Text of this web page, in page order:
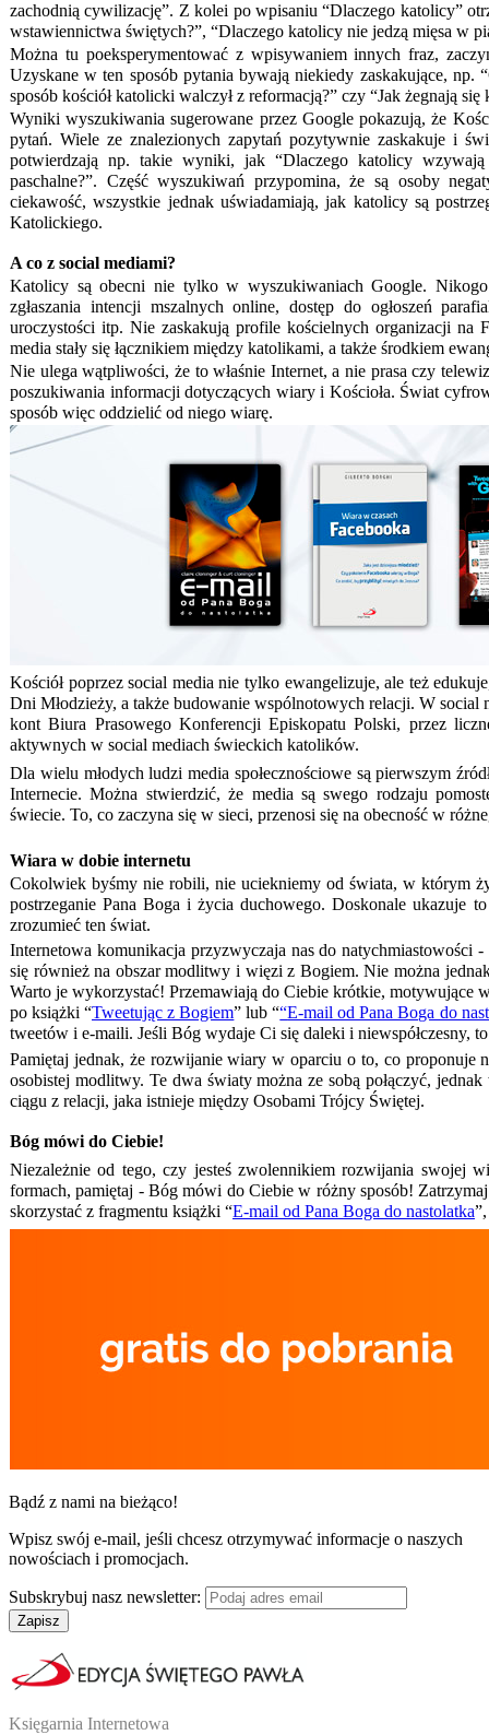
zachodnią cywilizację”. Z kolei po wpisaniu “Dlaczego katolicy”
wstawiennictwa świętych?”, “Dlaczego katolicy nie jedzą mięsa w
Można tu poeksperymentować z wpisywaniem innych fraz,
Uzyskane w ten sposób pytania bywają niekiedy zaskakujące, np.
sposób kościół katolicki walczył z reformacją?” czy “Jak żegnają się
Wyniki wyszukiwania sugerowane przez Google pokazują, że
pytań. Wiele ze znalezionych zapytań pozytywnie zaskakuje i
potwierdzają np. takie wyniki, jak “Dlaczego katolicy
paschalne?”. Część wyszukiwań przypomina, że są osoby
ciekawość, wszystkie jednak uświadamiają, jak katolicy są
Katolickiego.
A co z social mediami?
Katolicy są obecni nie tylko w wyszukiwaniach Google.
zgłaszania intencji mszalnych online, dostęp do ogłoszeń
uroczystości itp. Nie zaskakują profile kościelnych organizacji na
media stały się łącznikiem między katolikami, a także środkiem
Nie ulega wątpliwości, że to właśnie Internet, a nie prasa czy
poszukiwania informacji dotyczących wiary i Kościoła. Świat
sposób więc oddzielić od niego wiarę.
Kościół poprzez social media nie tylko ewangelizuje, ale też
Dni Młodzieży, a także budowanie wspólnotowych relacji. W
kont Biura Prasowego Konferencji Episkopatu Polski, przez
aktywnych w social mediach świeckich katolików.
Dla wielu młodych ludzi media społecznościowe są pierwszym
Internecie. Można stwierdzić, że media są swego rodzaju
świecie. To, co zaczyna się w sieci, przenosi się na obecność w
Wiara w dobie internetu
Cokolwiek byśmy nie robili, nie uciekniemy od świata, w którym
postrzeganie Pana Boga i życia duchowego. Doskonale ukazuje
zrozumieć ten świat.
Internetowa komunikacja przyzwyczaja nas do
się również na obszar modlitwy i więzi z Bogiem. Nie można
Warto je wykorzystać! Przemawiają do Ciebie krótkie, motywujące
po książki “Tweetując z Bogiem” lub ““E-mail od Pana Boga do
tweetów i e-maili. Jeśli Bóg wydaje Ci się daleki i niewspółczesny,
Pamiętaj jednak, że rozwijanie wiary w oparciu o to, co proponuje
osobistej modlitwy. Te dwa światy można ze sobą połączyć,
ciągu z relacji, jaka istnieje między Osobami Trójcy Świętej.
Bóg mówi do Ciebie!
Niezależnie od tego, czy jesteś zwolennikiem rozwijania swojej
formach, pamiętaj - Bóg mówi do Ciebie w różny sposób!
skorzystać z fragmentu książki “E-mail od Pana Boga do nastolatka
Bądź z nami na bieżąco!
Wpisz swój e-mail, jeśli chcesz otrzymywać informacje o naszych
nowościach i promocjach.
Subskrybuj nasz newsletter:
Zapisz
Księgarnia Internetowa